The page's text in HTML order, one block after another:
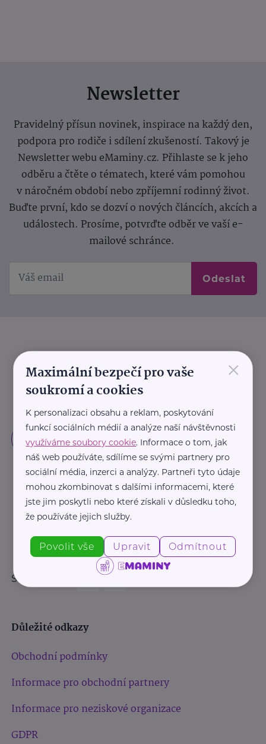
Newsletter
Pravidelný přísun novinek, inspirace na každý den,
podpora pro rodiče i sdílení zkušeností. Takový je
Newsletter webu eMaminy.cz. Přihlaste se k jeho
odběru a čtěte o tématech, které vám pomohou
v náročném období nebo zpříjemní rodinný život.
Buďte první, kdo se dozví o nových článcích, akcích a
událostech. Prosíme, potvrďte odběr ve vaší e-
mailové schránce.
Odeslat
Sledujte nás:
Důležité odkazy
Obchodní podmínky
Informace pro obchodní partnery
Informace pro neziskové organizace
GDPR
×
Maximální bezpečí pro vaše
soukromí a cookies
K personalizaci obsahu a reklam, poskytování
funkcí sociálních médií a analýze naší návštěvnosti
využíváme soubory cookie. Informace o tom, jak
náš web používáte, sdílíme se svými partnery pro
sociální média, inzerci a analýzy. Partneři tyto údaje
mohou zkombinovat s dalšími informacemi, které
jste jim poskytli nebo které získali v důsledku toho,
že používáte jejich služby.
Povolit vše Upravit Odmítnout